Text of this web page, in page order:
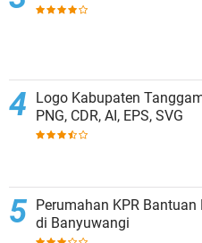
Logo Kabupaten
PNG, CDR, AI, EPS, SVG
Perumahan KPR
di Banyuwangi